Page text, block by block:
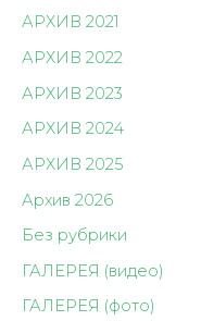
АРХИВ 2021
АРХИВ 2022
АРХИВ 2023
АРХИВ 2024
АРХИВ 2025
Архив 2026
Без рубрики
ГАЛЕРЕЯ (видео)
ГАЛЕРЕЯ (фото)